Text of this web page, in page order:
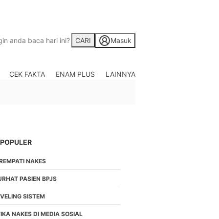
CARI Masuk
CEK FAKTA ENAM PLUS
LAINNYA
NAKES
PASIEN BPJS
SISTEM
NAKES DI MEDIA SOSIAL